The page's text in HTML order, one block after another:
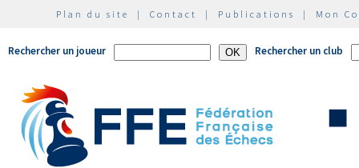
Plan du site | Contact | Publications | Mon
Rechercher un joueur Rechercher un club